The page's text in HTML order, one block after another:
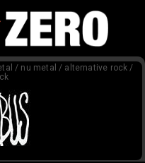
/ nu metal / alternative rock /